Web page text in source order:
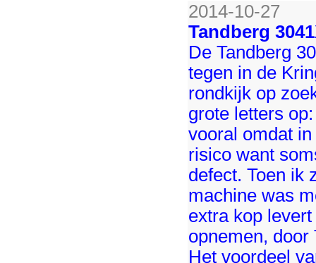
2014-10-27
Tandberg
De Tandberg
tegen in de
rondkijk op
grote letters
vooral omdat
risico want
defect. Toen ik
machine was
extra kop
opnemen, door
Het voordeel